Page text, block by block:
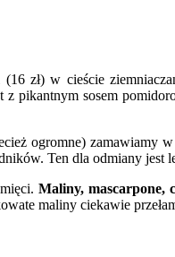
(16 zł) w cieście
z pikantnym sosem
ogromne) zamawiamy
Ten dla odmiany
Maliny, mascarpone,
maliny ciekawie